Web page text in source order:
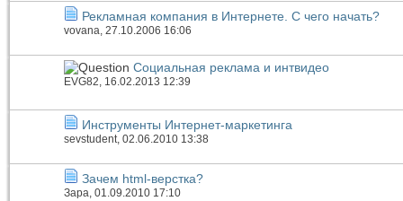
Рекламная компания в Интернете. С чего начать?
vovana , 27.10.2006 16:06
Социальная реклама и интвидео
EVG82, 16.02.2013 12:39
Инструменты Интернет-маркетинга
sevstudent , 02.06.2010 13:38
Зачем html-верстка?
Зара, 01.09.2010 17:10